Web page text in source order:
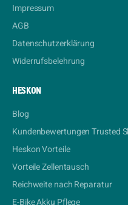
Impressum
AGB
Datenschutzerklärung
Widerrufsbelehrung
HESKON
Blog
Kundenbewertungen Trusted
Heskon Vorteile
Vorteile Zellentausch
Reichweite nach Reparatur
E-Bike Akku Pflege